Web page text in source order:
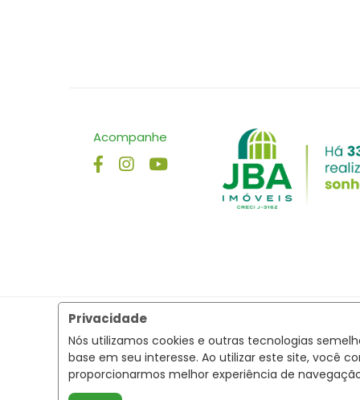
Privacidade
Nós utilizamos cookies e outras tecnologias
base em seu interesse. Ao utilizar este site, você
proporcionarmos melhor experiência de
Acompanhe